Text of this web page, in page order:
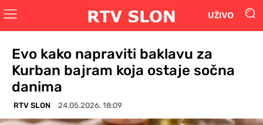
UŽIVO
Evo kako napraviti baklavu za
Kurban bajram koja ostaje sočna
danima
RTV SLON 24.05.2026. 18:09